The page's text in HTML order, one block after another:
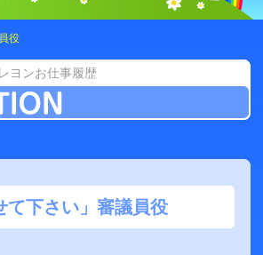
役
ヨンお仕事履歴
下さい」審議員役